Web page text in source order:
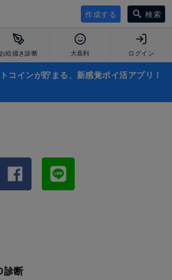
作成する 検索
お絵描き診断 大喜利 ログイン
コインが貯まる、新感覚ポイ活アプリ！
診断